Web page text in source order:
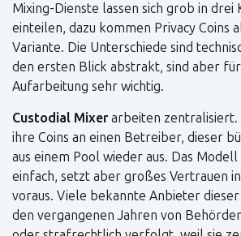
Mixing-Dienste lassen sich grob in drei
einteilen, dazu kommen Privacy Coins
Variante. Die Unterschiede sind
den ersten Blick abstrakt, sind aber
Aufarbeitung sehr wichtig.
Custodial Mixerarbeiten zentralisiert.
ihre Coins an einen Betreiber, dieser
aus einem Pool wieder aus. Das Modell
einfach, setzt aber großes Vertrauen
voraus. Viele bekannte Anbieter
den vergangenen Jahren von